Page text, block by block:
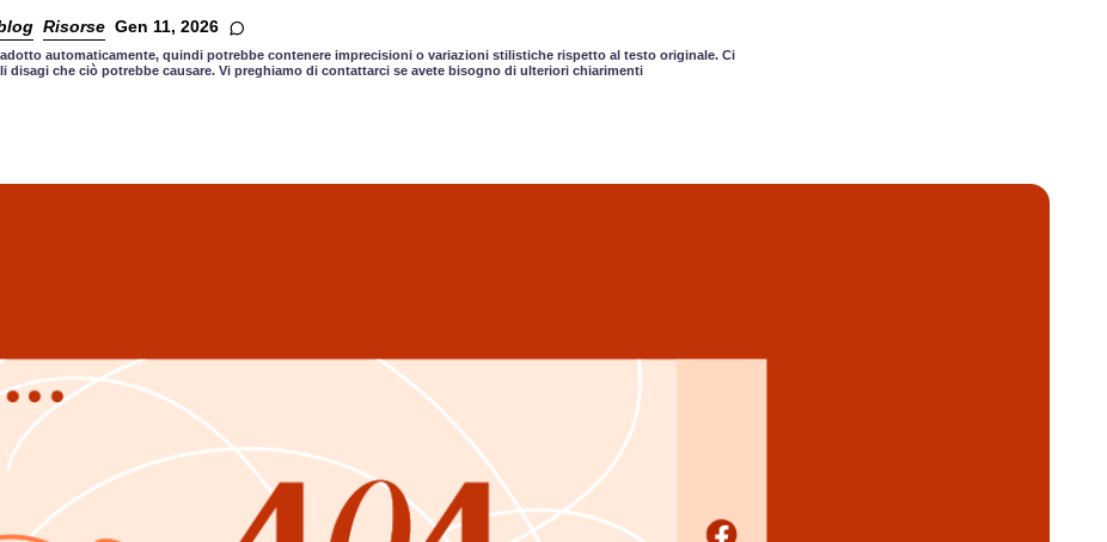
Risorse Gen 11, 2026
automaticamente, quindi potrebbe contenere imprecisioni o variazioni stilistiche rispetto al testo originale. Ci
disagi che ciò potrebbe causare. Vi preghiamo di contattarci se avete bisogno di ulteriori chiarimenti